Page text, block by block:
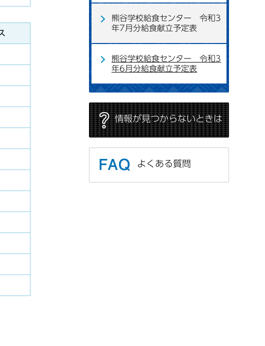
熊谷学校給食センター 令和3
年7月分給食献立予定表
熊谷学校給食センター 令和3
年6月分給食献立予定表
情報が見つからないときは
よくある質問